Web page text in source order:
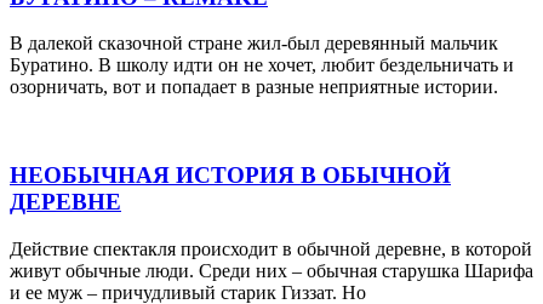
В далекой сказочной стране жил-был деревянный мальчик
Буратино. В школу идти он не хочет, любит бездельничать и
озорничать, вот и попадает в разные неприятные истории.
НЕОБЫЧНАЯ ИСТОРИЯ В ОБЫЧНОЙ
ДЕРЕВНЕ
Действие спектакля происходит в обычной деревне, в которой
живут обычные люди. Среди них – обычная старушка Шарифа
и ее муж – причудливый старик Гиззат. Но